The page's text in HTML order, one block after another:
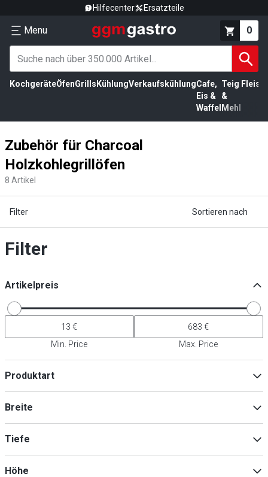
Hilfecenter Ersatzteile
Menu 0
KochgeräteÖfenGrills KühlungVerkaufskühlungCafe,
Eis &
Waffel
Teig
&
Mehl
Zubehör für Charcoal
Holzkohlegrillöfen
8 Artikel
Filter Sortieren nach
Filter
Artikelpreis
Min. Price Max. Price
Produktart
Handschuhe
Breite
Tiefe
Höhe